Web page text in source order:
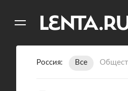
Россия Все